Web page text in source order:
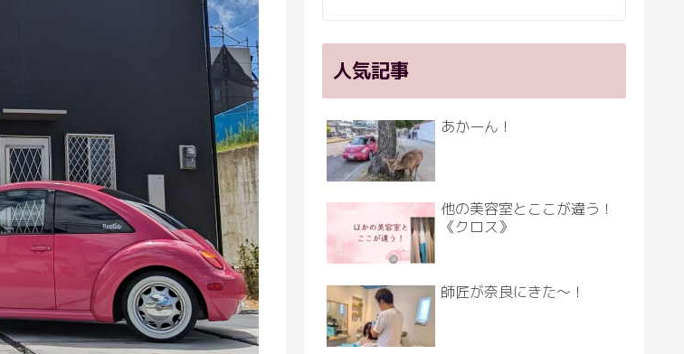
人気記事
あかーん！
他の美容室とここが違う！
《クロス》
師匠が奈良にきた～！